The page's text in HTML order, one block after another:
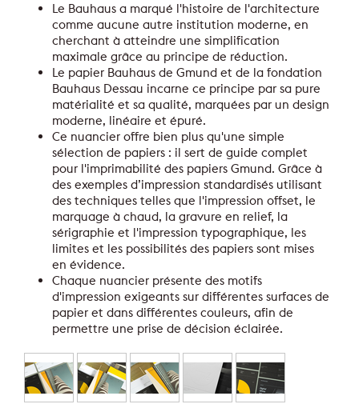
Le Bauhaus a marqué l'histoire de l'architecture
comme aucune autre institution moderne, en
cherchant à atteindre une simplification
maximale grâce au principe de réduction.
Le papier Bauhaus de Gmund et de la fondation
Bauhaus Dessau incarne ce principe par sa pure
matérialité et sa qualité, marquées par un design
moderne, linéaire et épuré.
Ce nuancier offre bien plus qu'une simple
sélection de papiers : il sert de guide complet
pour l'imprimabilité des papiers Gmund. Grâce à
des exemples d’impression standardisés utilisant
des techniques telles que l'impression offset, le
marquage à chaud, la gravure en relief, la
sérigraphie et l'impression typographique, les
limites et les possibilités des papiers sont mises
en évidence.
Chaque nuancier présente des motifs
d'impression exigeants sur différentes surfaces de
papier et dans différentes couleurs, afin de
permettre une prise de décision éclairée.